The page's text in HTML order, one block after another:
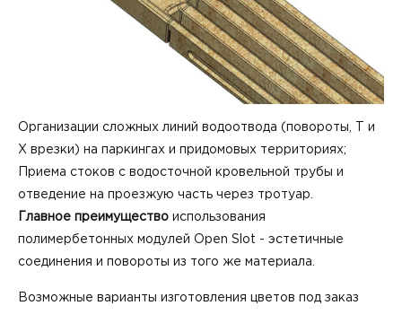
Организации сложных линий водоотвода (повороты, Т и
Х врезки) на паркингах и придомовых территориях;
Приема стоков с водосточной кровельной трубы и
отведение на проезжую часть через тротуар.
Главное преимущество использования
полимербетонных модулей Open Slot - эстетичные
соединения и повороты из того же материала.
Возможные варианты изготовления цветов под заказ